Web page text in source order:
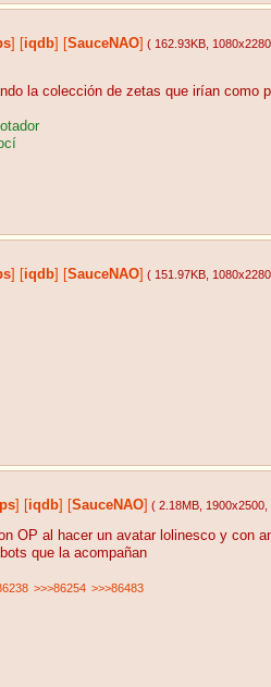
] [iqdb] [SauceNAO] ( 162.93KB , 1080x2280
la colección de zetas que irían como
] [iqdb] [SauceNAO] ( 151.97KB , 1080x2280
] [iqdb] [SauceNAO] ( 2.18MB , 1900x2500
OP al hacer un avatar lolinesco y con
que la acompañan
>>>86254 >>>86483